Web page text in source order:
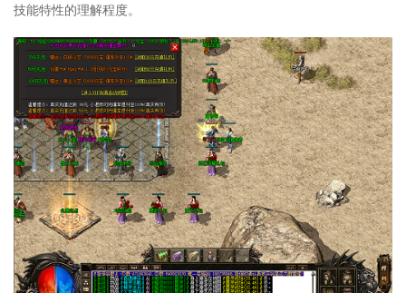
技能特性的理解程度。